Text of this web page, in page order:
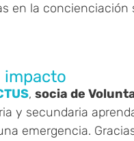
en la concienciación
impacto
, socia de
y secundaria
emergencia.